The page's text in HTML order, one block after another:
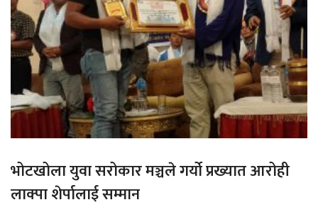
भोटखोला युवा सरोकार मञ्चले गर्यो प्रख्यात आरोही
लाक्पा शेर्पालाई सम्मान